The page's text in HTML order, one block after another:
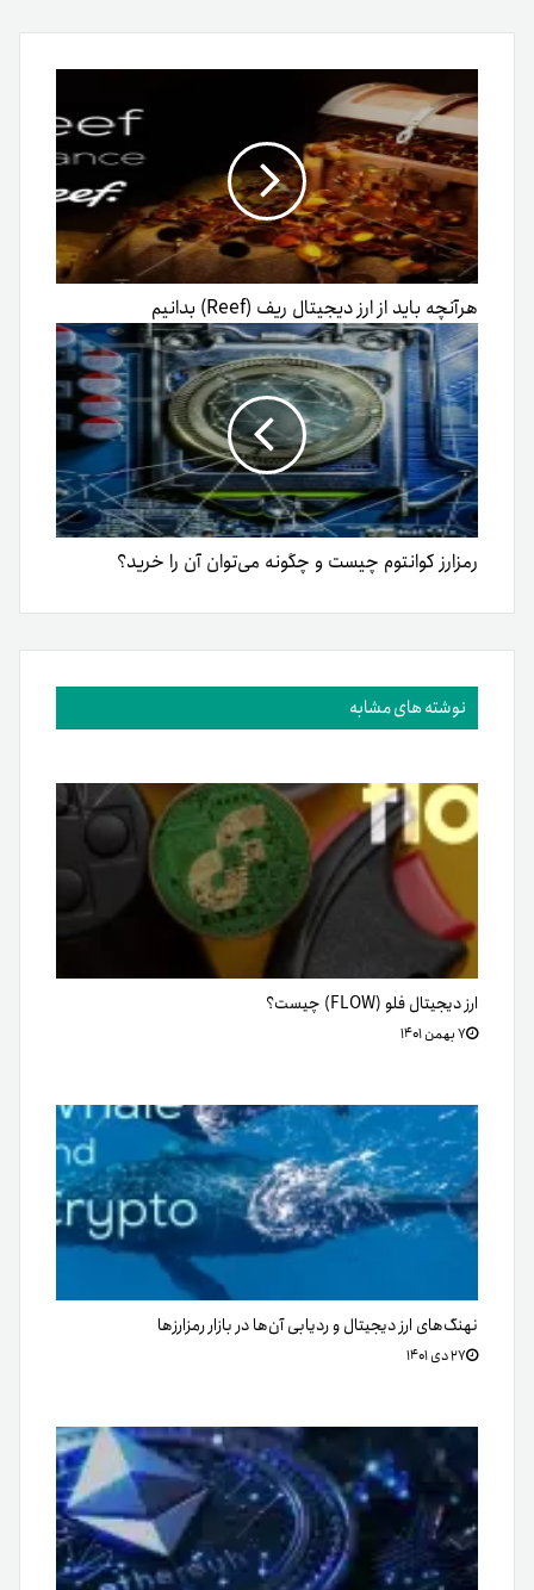
ایمیل
هرآنچه باید از ارز دیجیتال ریف (Reef) بدانیم
رمزارز کوانتوم چیست و چگونه می‌توان آن را خرید؟
نوشته های مشابه
ارز دیجیتال فلو (FLOW) چیست؟
۷ بهمن ۱۴۰۱
نهنگ‌های ارز دیجیتال و ردیابی آن‌ها در بازار رمزارزها
۲۷ دی ۱۴۰۱